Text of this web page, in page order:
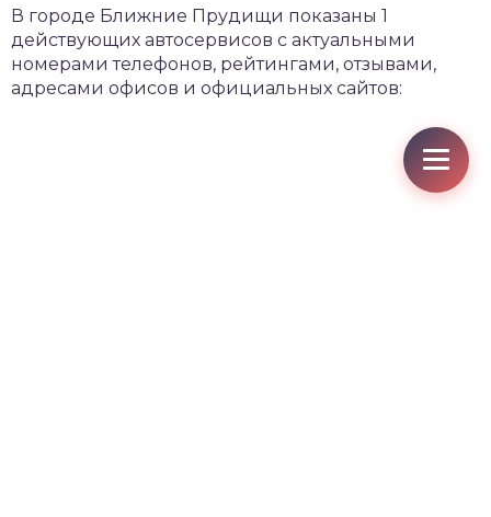
В городе Ближние Прудищи показаны 1
действующих автосервисов с актуальными
номерами телефонов, рейтингами, отзывами,
адресами офисов и официальных сайтов: